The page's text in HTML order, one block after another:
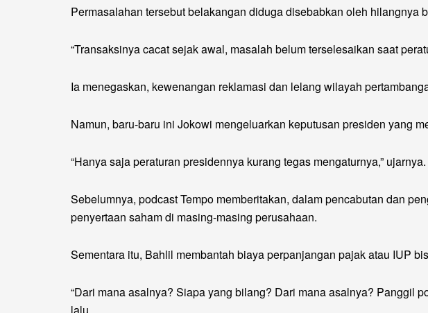
Permasalahan tersebut belakangan diduga disebabkan oleh hilangnya
“Transaksinya cacat sejak awal, masalah belum terselesaikan saat
Ia menegaskan, kewenangan reklamasi dan lelang wilayah
Namun, baru-baru ini Jokowi mengeluarkan keputusan presiden yang
“Hanya saja peraturan presidennya kurang tegas mengaturnya,” ujarnya.
Sebelumnya, podcast Tempo memberitakan, dalam pencabutan dan
penyertaan saham di masing-masing perusahaan.
Sementara itu, Bahlil membantah biaya perpanjangan pajak atau IUP
“Dari mana asalnya? Siapa yang bilang? Dari mana asalnya? Panggil